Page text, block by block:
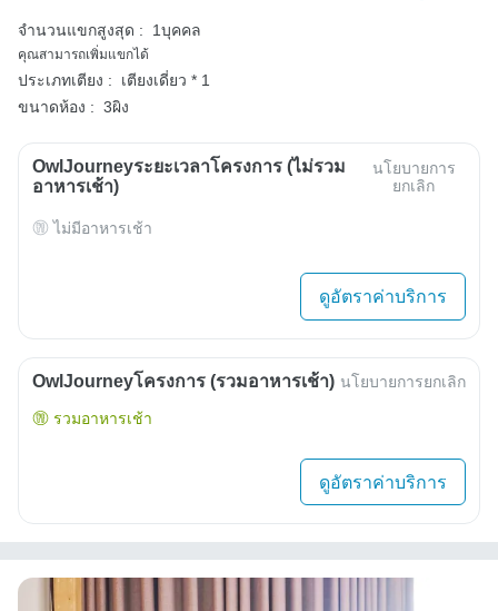
จำนวนแขกสูงสุด : 1บุคคล
คุณสามารถเพิ่มแขกได้
ประเภทเตียง :
เตียงเดี่ยว * 1
ขนาดห้อง : 3ผิง
OwlJourneyระยะเวลาโครงการ (ไม่รวม
อาหารเช้า)
นโยบายการ
ยกเลิก
ไม่มีอาหารเช้า
ดูอัตราค่าบริการ
OwlJourneyโครงการ (รวมอาหารเช้า) นโยบายการยกเลิก
รวมอาหารเช้า
ดูอัตราค่าบริการ